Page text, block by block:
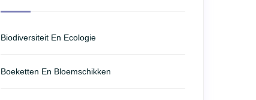
Biodiversiteit En Ecologie
Boeketten En Bloemschikken